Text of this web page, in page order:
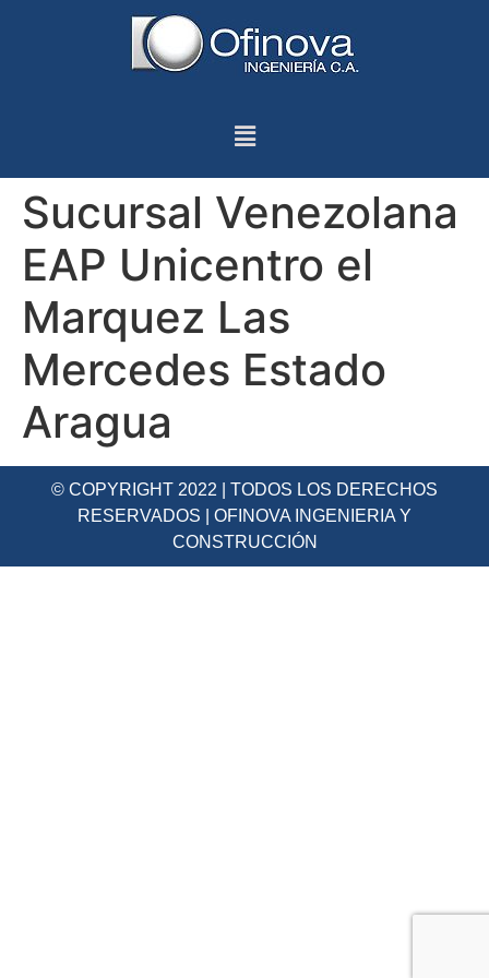
Sucursal Venezolana
EAP Unicentro el
Marquez Las
Mercedes Estado
Aragua
© COPYRIGHT 2022 | TODOS LOS DERECHOS
RESERVADOS | OFINOVA INGENIERIA Y
CONSTRUCCIÓN